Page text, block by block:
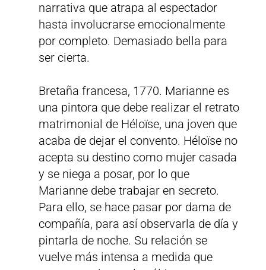
narrativa que atrapa al espectador
hasta involucrarse emocionalmente
por completo. Demasiado bella para
ser cierta.
Bretaña francesa, 1770. Marianne es
una pintora que debe realizar el retrato
matrimonial de Héloïse, una joven que
acaba de dejar el convento. Héloïse no
acepta su destino como mujer casada
y se niega a posar, por lo que
Marianne debe trabajar en secreto.
Para ello, se hace pasar por dama de
compañía, para así observarla de día y
pintarla de noche. Su relación se
vuelve más intensa a medida que